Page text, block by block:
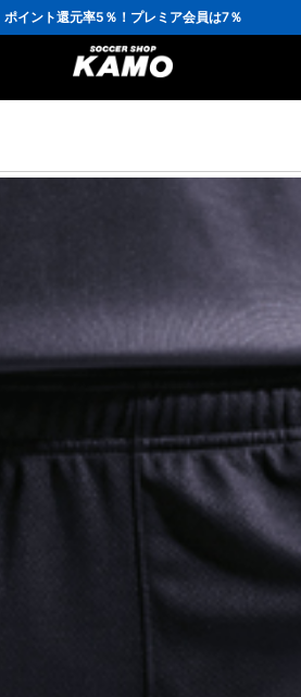
ポイント還元率5％！プレミア会員は7％
はお誕生月に「10％OFFクーポン」プレゼント！
円(税込)以上でシューズケースプレゼント！
3,300円(税込)以上で送料無料！